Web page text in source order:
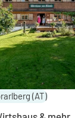
(AT)